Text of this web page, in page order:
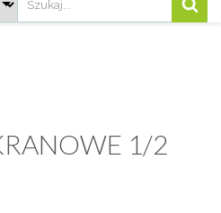
1/2